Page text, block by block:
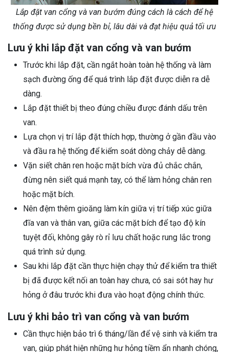
Lắp đặt van cổng và van bướm đúng cách là cách để hệ
thống được sử dụng bền bỉ, lâu dài và đạt hiệu quả tối ưu
Lưu ý khi lắp đặt van cổng và van bướm
Trước khi lắp đặt, cần ngắt hoàn toàn hệ thống và làm
sạch đường ống để quá trình lắp đặt được diễn ra dễ
dàng.
Lắp đặt thiết bị theo đúng chiều được đánh dấu trên
van.
Lựa chọn vị trí lắp đặt thích hợp, thường ở gần đầu vào
và đầu ra hệ thống để kiểm soát dòng chảy dễ dàng.
Vặn siết chân ren hoặc mặt bích vừa đủ chắc chắn,
đừng nên siết quá mạnh tay, có thể làm hỏng chân ren
hoặc mặt bích.
Nên đệm thêm gioăng làm kín giữa vị trí tiếp xúc giữa
đĩa van và thân van, giữa các mặt bích để tạo độ kín
tuyệt đối, không gây rò rỉ lưu chất hoặc rung lắc trong
quá trình sử dụng.
Sau khi lắp đặt cần thực hiện chạy thử để kiểm tra thiết
bị đã được kết nối an toàn hay chưa, có sai sót hay hư
hỏng ở đâu trước khi đưa vào hoạt động chính thức.
Lưu ý khi bảo trì van cổng và van bướm
Cần thực hiện bảo trì 6 tháng/lần để vệ sinh và kiểm tra
van, giúp phát hiện những hư hỏng tiềm ẩn nhanh chóng,